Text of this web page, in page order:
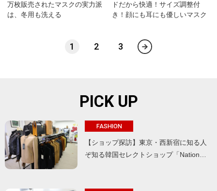
万枚販売されたマスクの実力派
は、冬用も洗える
ドだから快適！サイズ調整付
き！顔にも耳にも優しいマスク
1 2 3
PICK UP
FASHION
【ショップ探訪】東京・西新宿に知る人
ぞ知る韓国セレクトショップ「Nation…